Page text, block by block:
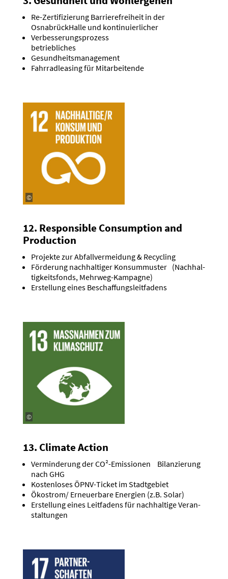
Re-Zerti­fi­zierung Barrie­re­freiheit in der
Osnabrück­Halle und konti­nu­ier­licher
Verbes­se­rungs­prozess
betrieb­liches
Gesund­heits­ma­nagement
Fahrrad­leasing für Mitar­bei­tende
©
12. Respon­sible Consumption and
Production
Projekte zur Abfall­ver­meidung & Recycling
Förderung nachhal­tiger Konsum­muster (Nachhal­
tig­keits­fonds, Mehrweg-Kampagne)
Erstellung eines Beschaf­fungs­leit­fadens
©
13. Climate Action
Vermin­derung der CO²-Emissionen Bilan­zierung
nach GHG
Kosten­loses ÖPNV-Ticket im Stadt­gebiet
Ökostrom/ Erneu­erbare Energien (z.B. Solar)
Erstellung eines Leitfadens für nachhaltige Veran­
stal­tungen